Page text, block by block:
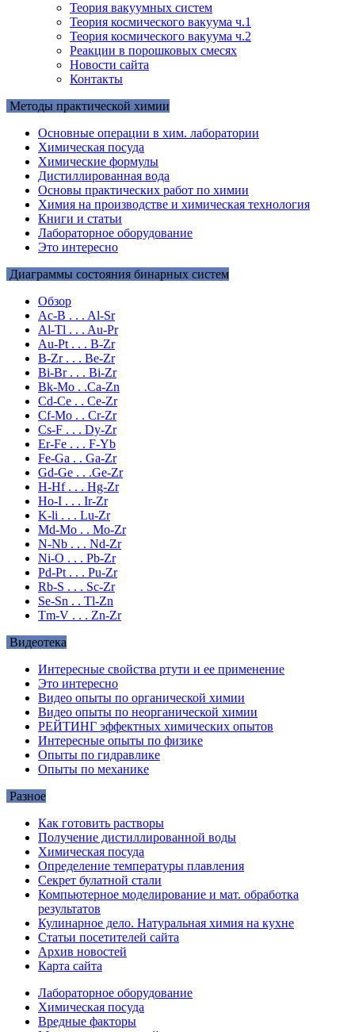
Теория вакуумных систем
Теория космического вакуума ч.1
Теория космического вакуума ч.2
Реакции в порошковых смесях
Новости сайта
Контакты
Методы практической химии
Основные операции в хим. лаборатории
Химическая посуда
Химические формулы
Дистиллированная вода
Основы практических работ по химии
Химия на производстве и химическая технология
Книги и статьи
Лабораторное оборудование
Это интересно
Диаграммы состояния бинарных систем
Обзор
Ac-B . . . Al-Sr
Al-Tl . . . Au-Pr
Au-Pt . . . B-Zr
B-Zr . . . Be-Zr
Bi-Br . . . Bi-Zr
Bk-Mo . .Ca-Zn
Cd-Ce . . Ce-Zr
Cf-Mo . . Cr-Zr
Cs-F . . . Dy-Zr
Er-Fe . . . F-Yb
Fe-Ga . . Ga-Zr
Gd-Ge . . .Ge-Zr
H-Hf . . . Hg-Zr
Ho-I . . . Ir-Zr
K-li . . . Lu-Zr
Md-Mo . . Mo-Zr
N-Nb . . . Nd-Zr
Ni-O . . . Pb-Zr
Pd-Pt . . . Pu-Zr
Rb-S . . . Sc-Zr
Se-Sn . . Tl-Zn
Tm-V . . . Zn-Zr
Видеотека
Интересные свойства ртути и ее применение
Это интересно
Видео опыты по органической химии
Видео опыты по неорганической химии
РЕЙТИНГ эффектных химических опытов
Интересные опыты по физике
Опыты по гидравлике
Опыты по механике
Разное
Как готовить растворы
Получение дистиллированной воды
Химическая посуда
Определение температуры плавления
Секрет булатной стали
Компьютерное моделирование и мат. обработка
результатов
Кулинарное дело. Натуральная химия на кухне
Статьи посетителей сайта
Архив новостей
Карта сайта
Лабораторное оборудование
Химическая посуда
Вредные факторы